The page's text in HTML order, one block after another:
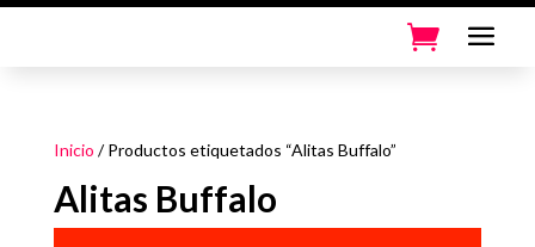
Inicio / Productos etiquetados “Alitas Buffalo”
Alitas Buffalo